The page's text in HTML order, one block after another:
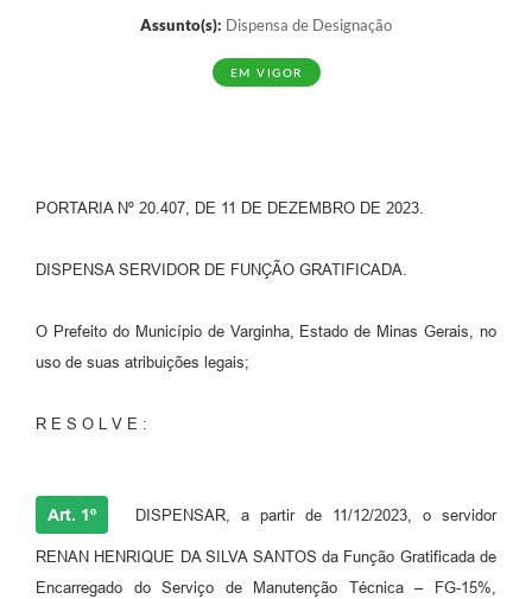
Assunto(s): Dispensa de Designação
EM VIGOR
PORTARIA Nº 20.407, DE 11 DE DEZEMBRO DE 2023.
DISPENSA SERVIDOR DE FUNÇÃO GRATIFICADA.
O Prefeito do Município de Varginha, Estado de Minas Gerais, no
uso de suas atribuições legais;
R E S O L V E :
Art. 1º DISPENSAR, a partir de 11/12/2023, o servidor
RENAN HENRIQUE DA SILVA SANTOS da Função Gratificada de
Encarregado do Serviço de Manutenção Técnica – FG-15%,